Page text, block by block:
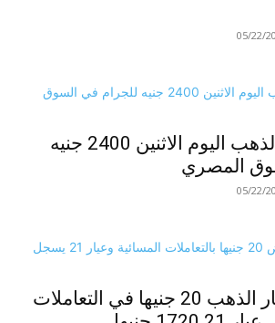
05/22/
سجلت أسعار الذهب اليوم الاثنين 2400 جنيه
المصري
05/22/
وانخفضت أسعار الذهب 20 جنيها في التعاملات